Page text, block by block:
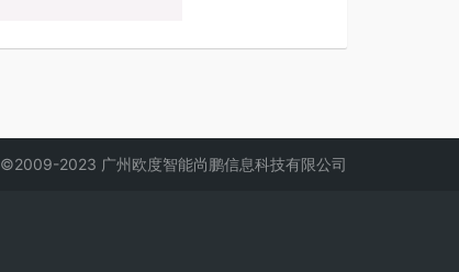
©2009-2023 广州欧度智能尚鹏信息科技有限公司